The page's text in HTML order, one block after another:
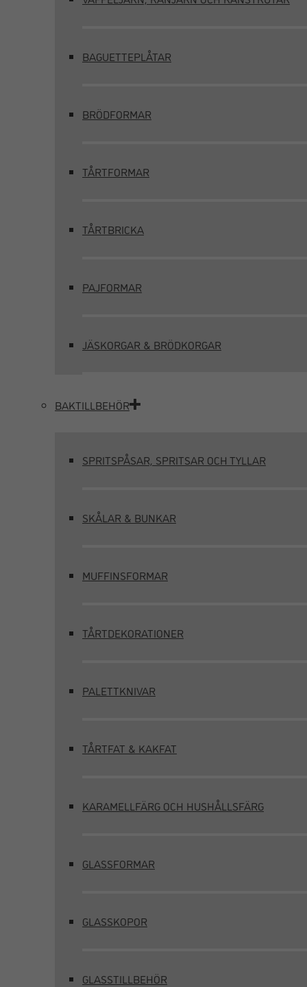
BAGUETTEPLÅTAR
BRÖDFORMAR
TÅRTFORMAR
TÅRTBRICKA
PAJFORMAR
JÄSKORGAR & BRÖDKORGAR
BAKTILLBEHÖR
SPRITSPÅSAR, SPRITSAR OCH TYLLAR
SKÅLAR & BUNKAR
MUFFINSFORMAR
TÅRTDEKORATIONER
PALETTKNIVAR
TÅRTFAT & KAKFAT
KARAMELLFÄRG OCH HUSHÅLLSFÄRG
GLASSFORMAR
GLASSKOPOR
GLASSTILLBEHÖR